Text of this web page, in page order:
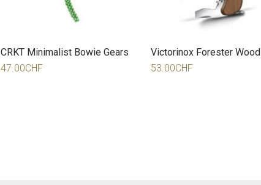
CRKT Minimalist Bowie Gears
47.00CHF
Victorinox Forester Wood
53.00CHF